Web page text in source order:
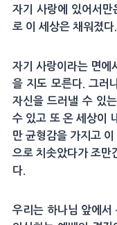
자기 사랑에 있어서
로 이 세상은 채워졌다.
자기 사랑이라는 면에
을 지도 모른다. 그러
자신을 드러낼 수 있
수 있고 또 온 세상이
만 균형감을 가지고
으로 치솟았다가 조만
다.
우리는 하나님 앞에서